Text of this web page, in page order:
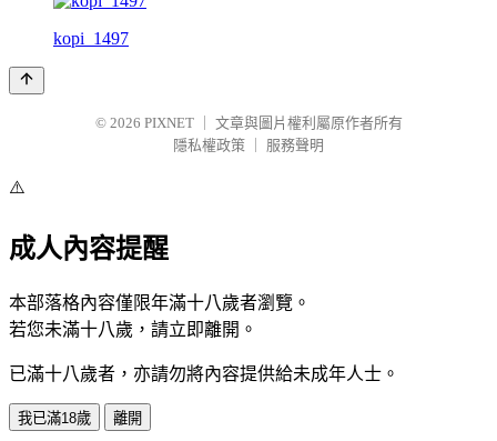
kopi_1497
© 2026 PIXNET
文章與圖片權利屬原作者所有
隱私權政策
服務聲明
⚠️
成人內容提醒
本部落格內容僅限年滿十八歲者瀏覽。
若您未滿十八歲，請立即離開。
已滿十八歲者，亦請勿將內容提供給未成年人士。
我已滿18歲 離開